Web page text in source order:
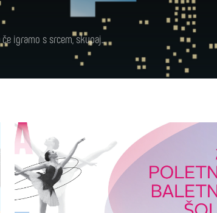
igramo s srcem, skupaj...